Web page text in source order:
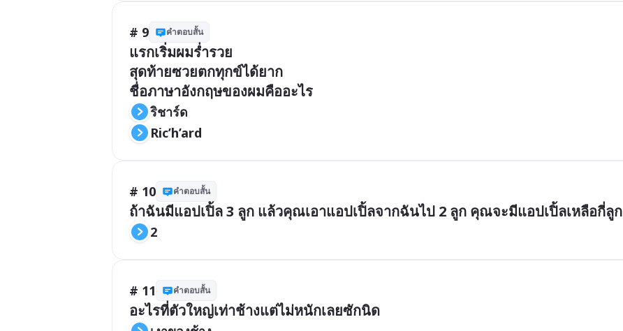
# 9 คำตอบสั้น
แรกเริ่มผมร่ำรวย
สุดท้ายซวยตกทุกข์ได้ยาก
ชื่อภาษาอังกฤษของผมคืออะไร
ริชาร์ด
Ric’h’ard
# 10 คำตอบสั้น
ถ้าฉันมีแอปเปิ้ล 3 ลูก แล้วคุณเอาแอปเปิ้ลจากฉันไป 2 ลูก คุณจะมีแอปเปิ้ลเหลือกี่ลูก
2
# 11 คำตอบสั้น
อะไรที่ตัวใหญ่เท่าช้างแต่ไม่หนักเลยซักนิด